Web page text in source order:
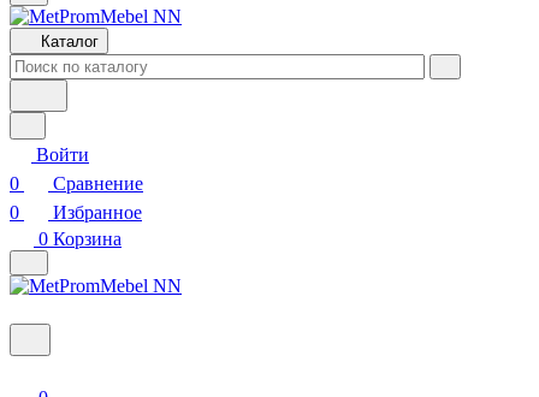
Каталог
Войти
0
Сравнение
0
Избранное
0 Корзина